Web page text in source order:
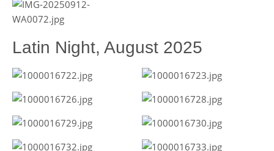
Latin Night, August 2025